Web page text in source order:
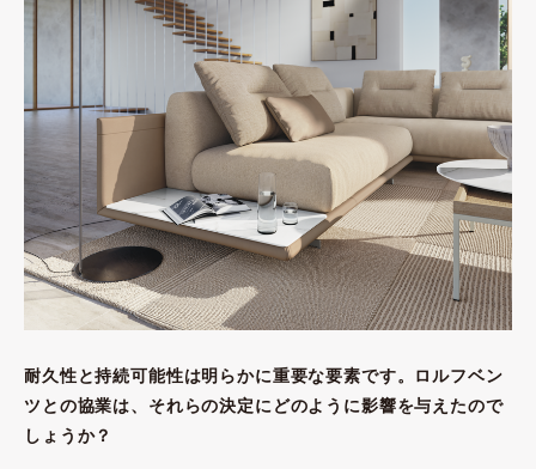
耐久性と持続可能性は明らかに重要な要素です。ロルフベン
ツとの協業は、それらの決定にどのように影響を与えたので
しょうか？